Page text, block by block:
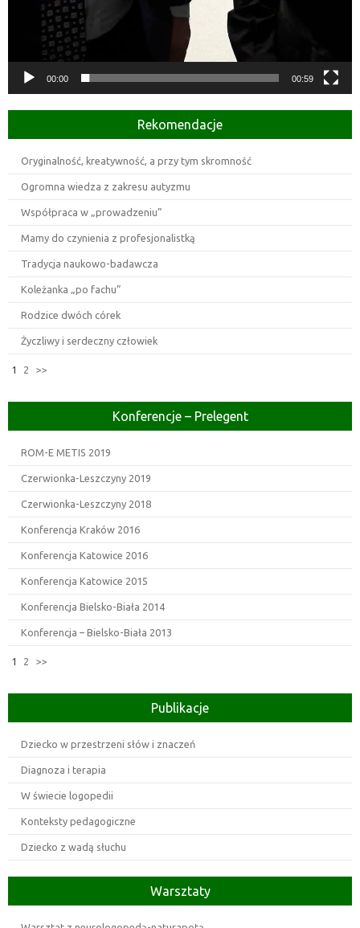
00:00 00:59
Rekomendacje
Oryginalność, kreatywność, a przy tym skromność
Ogromna wiedza z zakresu autyzmu
Współpraca w „prowadzeniu”
Mamy do czynienia z profesjonalistką
Tradycja naukowo-badawcza
Koleżanka „po fachu”
Rodzice dwóch córek
Życzliwy i serdeczny człowiek
1 2 >>
Konferencje – Prelegent
ROM-E METIS 2019
Czerwionka-Leszczyny 2019
Czerwionka-Leszczyny 2018
Konferencja Kraków 2016
Konferencja Katowice 2016
Konferencja Katowice 2015
Konferencja Bielsko-Biała 2014
Konferencja – Bielsko-Biała 2013
1 2 >>
Publikacje
Dziecko w przestrzeni słów i znaczeń
Diagnoza i terapia
W świecie logopedii
Konteksty pedagogiczne
Dziecko z wadą słuchu
Warsztaty